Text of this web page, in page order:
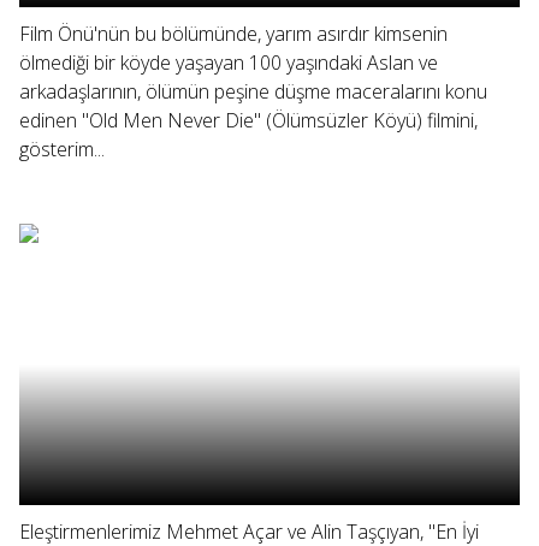
Film Önü'nün bu bölümünde, yarım asırdır kimsenin
ölmediği bir köyde yaşayan 100 yaşındaki Aslan ve
arkadaşlarının, ölümün peşine düşme maceralarını konu
edinen "Old Men Never Die" (Ölümsüzler Köyü) filmini,
gösterim...
Eleştirmenlerimiz Mehmet Açar ve Alin Taşçıyan, "En İyi